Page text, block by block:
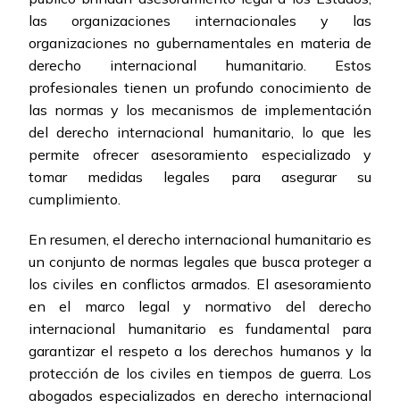
las organizaciones internacionales y las
organizaciones no gubernamentales en materia de
derecho internacional humanitario. Estos
profesionales tienen un profundo conocimiento de
las normas y los mecanismos de implementación
del derecho internacional humanitario, lo que les
permite ofrecer asesoramiento especializado y
tomar medidas legales para asegurar su
cumplimiento.
En resumen, el derecho internacional humanitario es
un conjunto de normas legales que busca proteger a
los civiles en conflictos armados. El asesoramiento
en el marco legal y normativo del derecho
internacional humanitario es fundamental para
garantizar el respeto a los derechos humanos y la
protección de los civiles en tiempos de guerra. Los
abogados especializados en derecho internacional